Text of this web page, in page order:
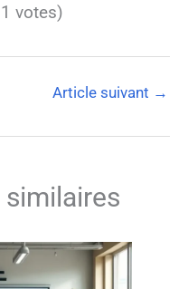
votes)
Article suivant →